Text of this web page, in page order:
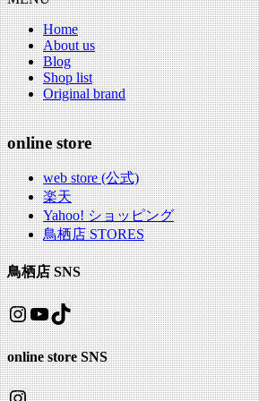
Home
About us
Blog
Shop list
Original brand
online store
web store (公式)
楽天
Yahoo! ショッピング
鳥栖店 STORES
鳥栖店 SNS
Instagram
YouTube
TikTok
online store SNS